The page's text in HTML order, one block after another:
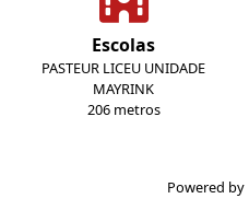
Escolas
PASTEUR LICEU UNIDADE
MAYRINK
206 metros
Powered by